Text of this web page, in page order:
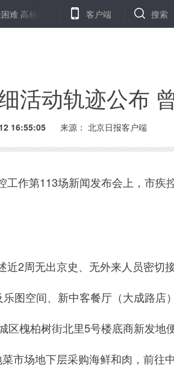
高标准高质量推进筹办工作 银保监会
客户端 搜索
活动轨迹公布
16:55:05 来源： 北京日报客户端
作第113场新闻发布会上，市疾
周无出京史、无外来人员密切
空间、新中客餐厅（大成路店）
槐柏树街北里5号楼底商新发地便
场地下层采购海鲜和肉，前往